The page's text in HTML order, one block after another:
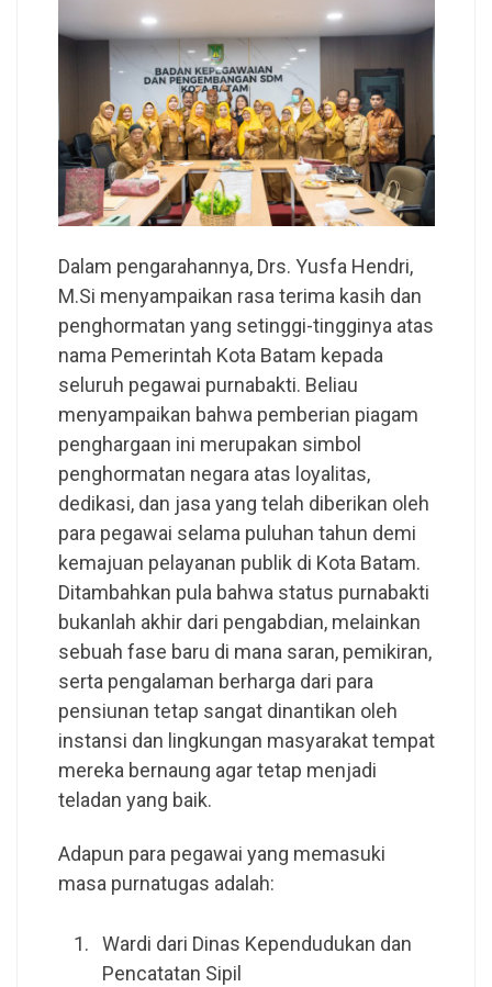
Dalam pengarahannya, Drs. Yusfa Hendri,
M.Si menyampaikan rasa terima kasih dan
penghormatan yang setinggi-tingginya atas
nama Pemerintah Kota Batam kepada
seluruh pegawai purnabakti. Beliau
menyampaikan bahwa pemberian piagam
penghargaan ini merupakan simbol
penghormatan negara atas loyalitas,
dedikasi, dan jasa yang telah diberikan oleh
para pegawai selama puluhan tahun demi
kemajuan pelayanan publik di Kota Batam.
Ditambahkan pula bahwa status purnabakti
bukanlah akhir dari pengabdian, melainkan
sebuah fase baru di mana saran, pemikiran,
serta pengalaman berharga dari para
pensiunan tetap sangat dinantikan oleh
instansi dan lingkungan masyarakat tempat
mereka bernaung agar tetap menjadi
teladan yang baik.
Adapun para pegawai yang memasuki
masa purnatugas adalah:
Wardi dari Dinas Kependudukan dan
Pencatatan Sipil